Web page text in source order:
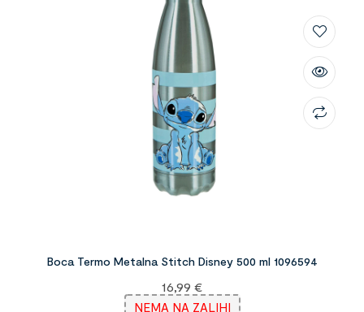
Boca Termo Metalna Stitch Disney 500 ml 1096594
16,99 €
NEMA NA ZALIHI